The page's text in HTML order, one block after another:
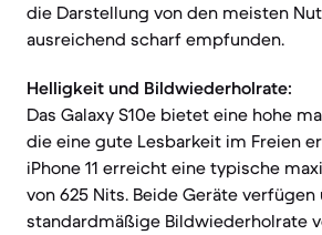
die Darstellung von den meisten
ausreichend scharf empfunden.
Helligkeit und Bildwiederholrate:
Das Galaxy S10e bietet eine hohe
die eine gute Lesbarkeit im Freien
iPhone 11 erreicht eine typische
von 625 Nits. Beide Geräte verfügen
standardmäßige Bildwiederholrate